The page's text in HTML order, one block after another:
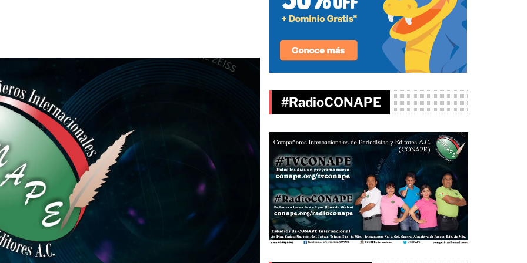
#RadioCONAPE